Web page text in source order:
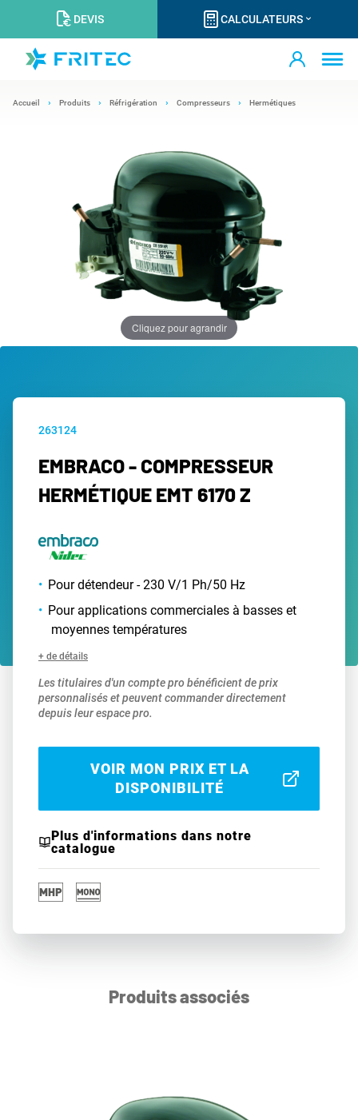
DEVIS CALCULATEURS
Accueil Produits Réfrigération Compresseurs Hermétiques
Cliquez pour agrandir
263124
EMBRACO - COMPRESSEUR
HERMÉTIQUE EMT 6170 Z
Pour détendeur - 230 V/1 Ph/50 Hz
Pour applications commerciales à basses et
moyennes températures
+ de détails
Les titulaires d'un compte pro bénéficient de prix
personnalisés et peuvent commander directement
depuis leur espace pro.
VOIR MON PRIX ET LA
DISPONIBILITÉ
Plus d'informations dans notre
catalogue
Produits associés